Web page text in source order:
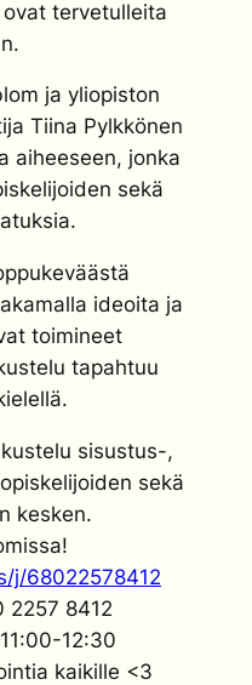
tervetulleita
ja yliopiston
Tiina Pylkkönen
aiheeseen, jonka
sekä
ideoita ja
toimineet
tapahtuu
sisustus-,
sekä
kesken.
j/68022578412
2257 8412
12:30
kaikille <3